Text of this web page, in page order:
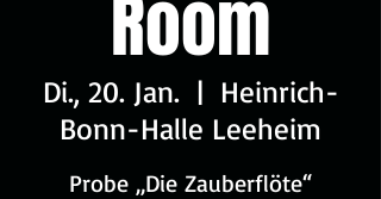
Room
Di., 20. Jan.
  |
Heinrich-
Bonn-Halle Leeheim
Probe „Die Zauberflöte“